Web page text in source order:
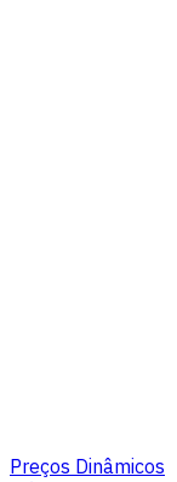
Preços Dinâmicos